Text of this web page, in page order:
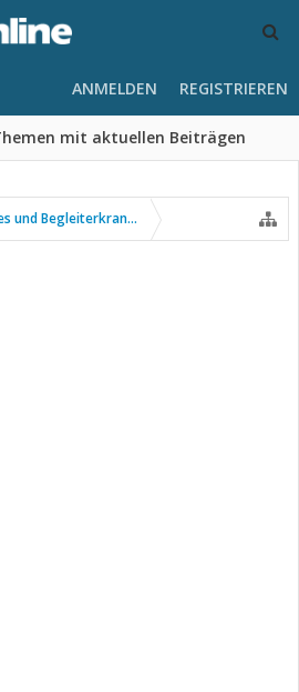
mit aktuellen Beiträgen
ANMELDEN REGISTRIEREN
und Begleiterkrankungen